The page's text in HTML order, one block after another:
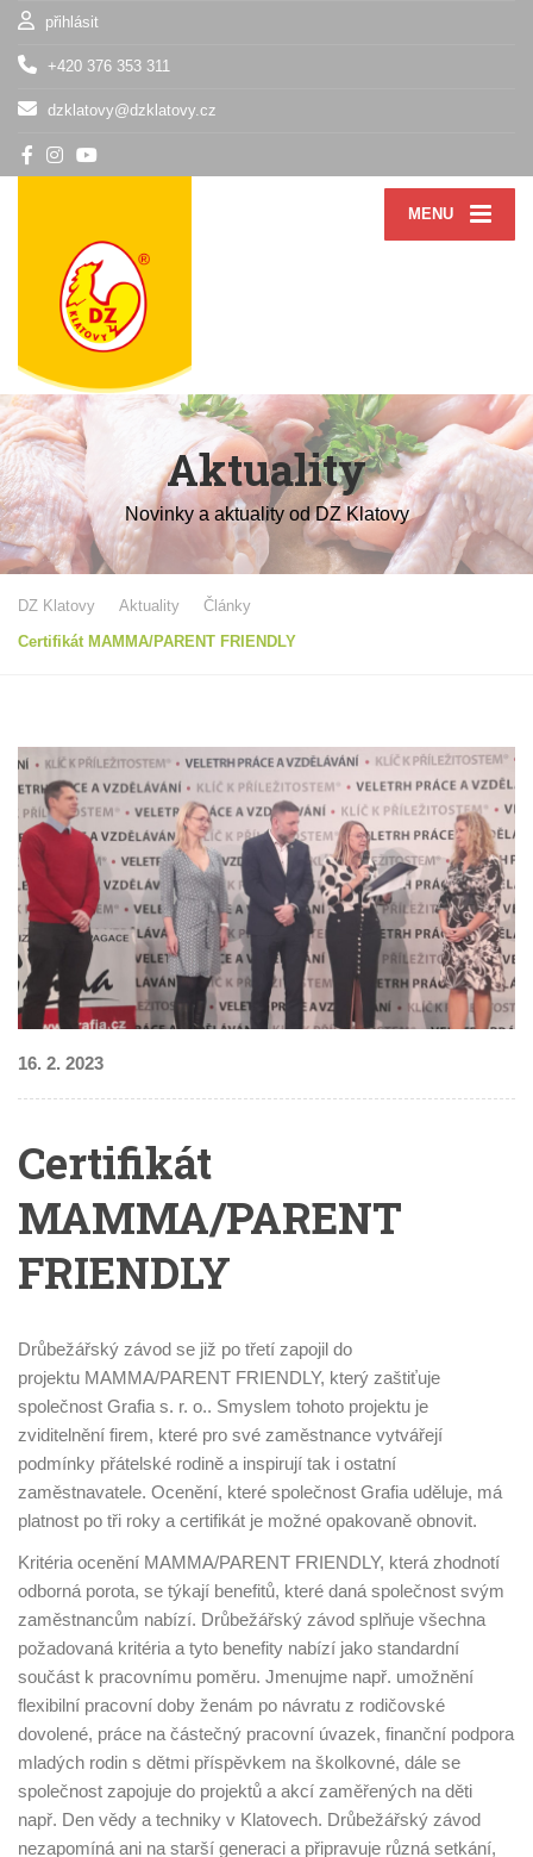
přihlásit
+420 376 353 311
dzklatovy@dzklatovy.cz
MENU
Aktuality
Novinky a aktuality od DZ Klatovy
DZ Klatovy Aktuality
Články
Certifikát MAMMA/PARENT FRIENDLY
16. 2. 2023
Certifikát
MAMMA/PARENT
FRIENDLY
Drůbežářský závod se již po třetí zapojil do
projektu MAMMA/PARENT FRIENDLY, který zaštiťuje
společnost Grafia s. r. o.. Smyslem tohoto projektu je
zviditelnění firem, které pro své zaměstnance vytvářejí
podmínky přátelské rodině a inspirují tak i ostatní
zaměstnavatele. Ocenění, které společnost Grafia uděluje, má
platnost po tři roky a certifikát je možné opakovaně obnovit.
Kritéria ocenění MAMMA/PARENT FRIENDLY, která zhodnotí
odborná porota, se týkají benefitů, které daná společnost svým
zaměstnancům nabízí. Drůbežářský závod splňuje všechna
požadovaná kritéria a tyto benefity nabízí jako standardní
součást k pracovnímu poměru. Jmenujme např. umožnění
flexibilní pracovní doby ženám po návratu z rodičovské
dovolené, práce na částečný pracovní úvazek, finanční podpora
mladých rodin s dětmi příspěvkem na školkovné, dále se
společnost zapojuje do projektů a akcí zaměřených na děti
např. Den vědy a techniky v Klatovech. Drůbežářský závod
nezapomíná ani na starší generaci a připravuje různá setkání,